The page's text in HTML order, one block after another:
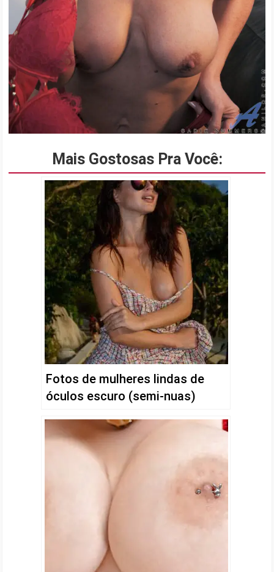
Mais Gostosas Pra Você:
Fotos de mulheres lindas de
óculos escuro (semi-nuas)